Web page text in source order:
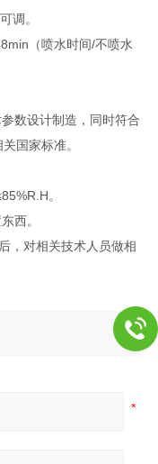
调。
（喷水时间/不喷水
数设计制造，同时符合
国家标准。
。
西。
，对相关技术人员做相